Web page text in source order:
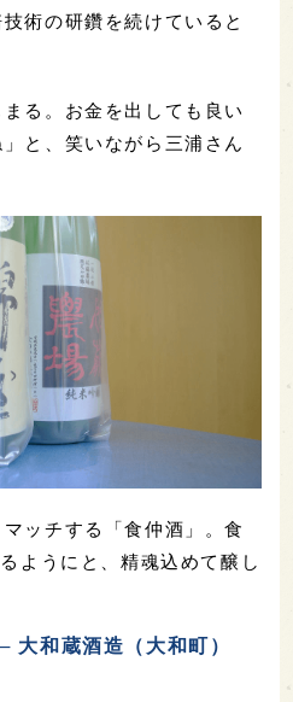
術の研鑽を続けていると
る。お金を出しても良い
と、笑いながら三浦さん
ッチする「食仲酒」。食
ようにと、精魂込めて醸し
大和蔵酒造（大和町）